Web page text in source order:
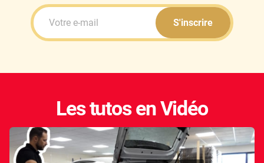
S'inscrire
Les tutos en Vidéo